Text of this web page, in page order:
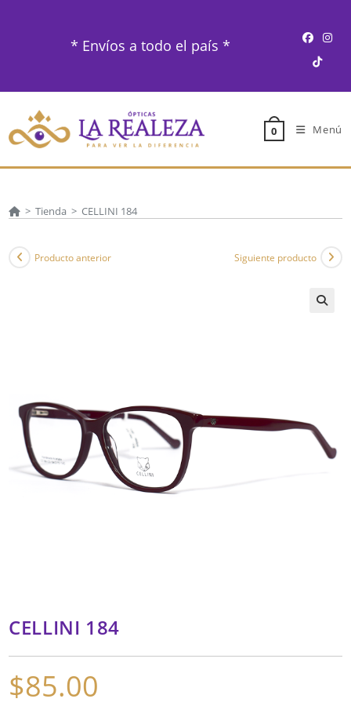
* Envíos a todo el país *
0 Menú
> Tienda > CELLINI 184
Producto anterior Siguiente producto
CELLINI 184
$85.00